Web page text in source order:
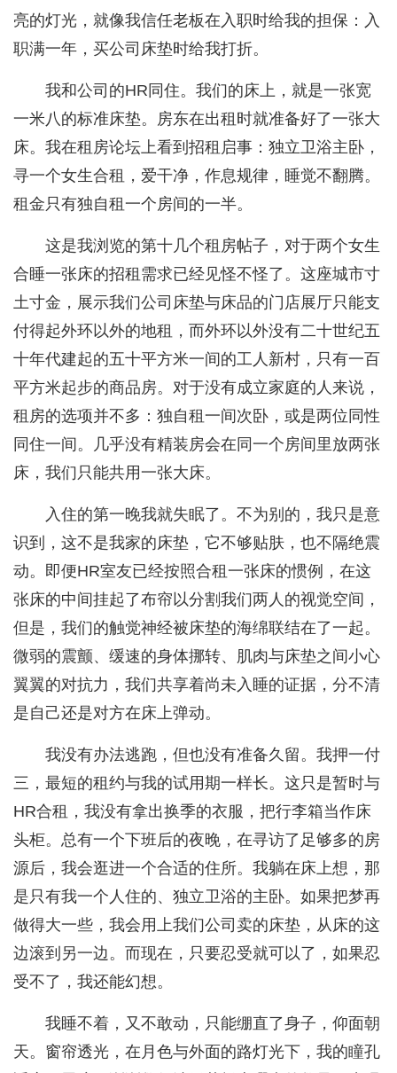
亮的灯光，就像我信任老板在入职时给我的担保：入
职满一年，买公司床垫时给我打折。
我和公司的HR同住。我们的床上，就是一张宽
一米八的标准床垫。房东在出租时就准备好了一张大
床。我在租房论坛上看到招租启事：独立卫浴主卧，
寻一个女生合租，爱干净，作息规律，睡觉不翻腾。
租金只有独自租一个房间的一半。
这是我浏览的第十几个租房帖子，对于两个女生
合睡一张床的招租需求已经见怪不怪了。这座城市寸
土寸金，展示我们公司床垫与床品的门店展厅只能支
付得起外环以外的地租，而外环以外没有二十世纪五
十年代建起的五十平方米一间的工人新村，只有一百
平方米起步的商品房。对于没有成立家庭的人来说，
租房的选项并不多：独自租一间次卧，或是两位同性
同住一间。几乎没有精装房会在同一个房间里放两张
床，我们只能共用一张大床。
入住的第一晚我就失眠了。不为别的，我只是意
识到，这不是我家的床垫，它不够贴肤，也不隔绝震
动。即便HR室友已经按照合租一张床的惯例，在这
张床的中间挂起了布帘以分割我们两人的视觉空间，
但是，我们的触觉神经被床垫的海绵联结在了一起。
微弱的震颤、缓速的身体挪转、肌肉与床垫之间小心
翼翼的对抗力，我们共享着尚未入睡的证据，分不清
是自己还是对方在床上弹动。
我没有办法逃跑，但也没有准备久留。我押一付
三，最短的租约与我的试用期一样长。这只是暂时与
HR合租，我没有拿出换季的衣服，把行李箱当作床
头柜。总有一个下班后的夜晚，在寻访了足够多的房
源后，我会逛进一个合适的住所。我躺在床上想，那
是只有我一个人住的、独立卫浴的主卧。如果把梦再
做得大一些，我会用上我们公司卖的床垫，从床的这
边滚到另一边。而现在，只要忍受就可以了，如果忍
受不了，我还能幻想。
我睡不着，又不敢动，只能绷直了身子，仰面朝
天。窗帘透光，在月色与外面的路灯光下，我的瞳孔